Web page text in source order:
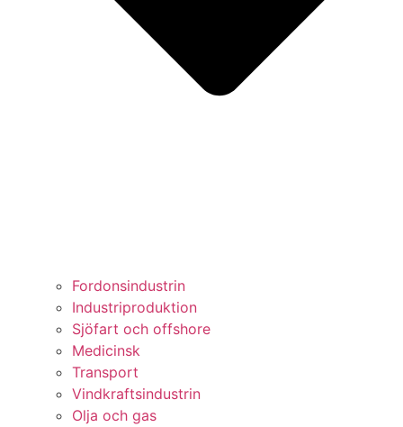
Fordonsindustrin
Industriproduktion
Sjöfart och offshore
Medicinsk
Transport
Vindkraftsindustrin
Olja och gas